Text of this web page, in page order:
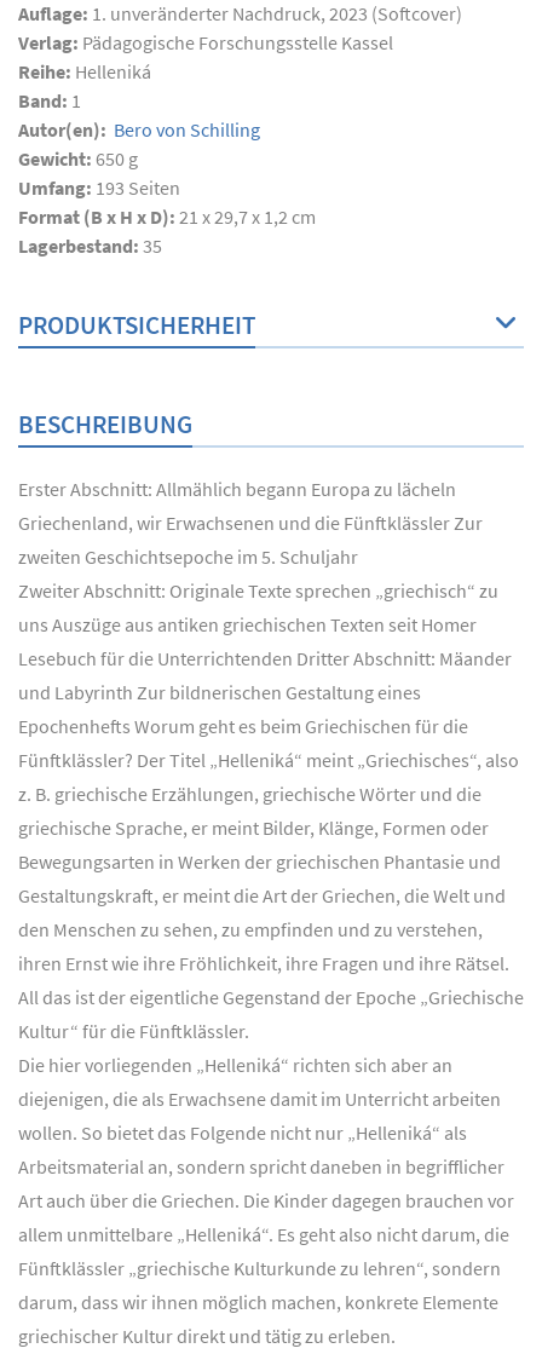
Auflage: 1. unveränderter Nachdruck, 2023 (Softcover)
Verlag: Pädagogische Forschungsstelle Kassel
Reihe: Helleniká
Band: 1
Autor(en): Bero von Schilling
Gewicht: 650 g
Umfang: 193 Seiten
Format (B x H x D): 21 x 29,7 x 1,2 cm
Lagerbestand: 35
PRODUKTSICHERHEIT
BESCHREIBUNG
Erster Abschnitt: Allmählich begann Europa zu lächeln
Griechenland, wir Erwachsenen und die Fünftklässler Zur
zweiten Geschichtsepoche im 5. Schuljahr
Zweiter Abschnitt: Originale Texte sprechen „griechisch“ zu
uns Auszüge aus antiken griechischen Texten seit Homer
Lesebuch für die Unterrichtenden Dritter Abschnitt: Mäander
und Labyrinth Zur bildnerischen Gestaltung eines
Epochenhefts Worum geht es beim Griechischen für die
Fünftklässler? Der Titel „Helleniká“ meint „Griechisches“, also
z. B. griechische Erzählungen, griechische Wörter und die
griechische Sprache, er meint Bilder, Klänge, Formen oder
Bewegungsarten in Werken der griechischen Phantasie und
Gestaltungskraft, er meint die Art der Griechen, die Welt und
den Menschen zu sehen, zu empfinden und zu verstehen,
ihren Ernst wie ihre Fröhlichkeit, ihre Fragen und ihre Rätsel.
All das ist der eigentliche Gegenstand der Epoche „Griechische
Kultur“ für die Fünftklässler.
Die hier vorliegenden „Helleniká“ richten sich aber an
diejenigen, die als Erwachsene damit im Unterricht arbeiten
wollen. So bietet das Folgende nicht nur „Helleniká“ als
Arbeitsmaterial an, sondern spricht daneben in begrifflicher
Art auch über die Griechen. Die Kinder dagegen brauchen vor
allem unmittelbare „Helleniká“. Es geht also nicht darum, die
Fünftklässler „griechische Kulturkunde zu lehren“, sondern
darum, dass wir ihnen möglich machen, konkrete Elemente
griechischer Kultur direkt und tätig zu erleben.